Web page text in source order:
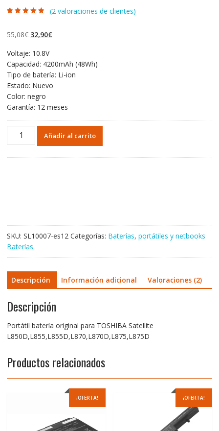
valoraciones
(2valoraciones de clientes)
55,08€ El
original
era:
55,08€.
32,90€El
es:
32,90€.
Voltaje: 10.8V
Capacidad: 4200mAh (48Wh)
Tipo de batería: Li-ion
Estado: Nuevo
Color: negro
Garantía: 12 meses
Portátil
batería
Añadir al carrito
SKU: SL10007-es12 Categorías: Baterías, portátiles y netbooks
Baterías
Descripción Información adicional Valoraciones (2)
Descripción
Portátil batería original para TOSHIBA Satellite
L850D,L855,L855D,L870,L870D,L875,L875D
Productos relacionados
¡OFERTA! ¡OFERTA!